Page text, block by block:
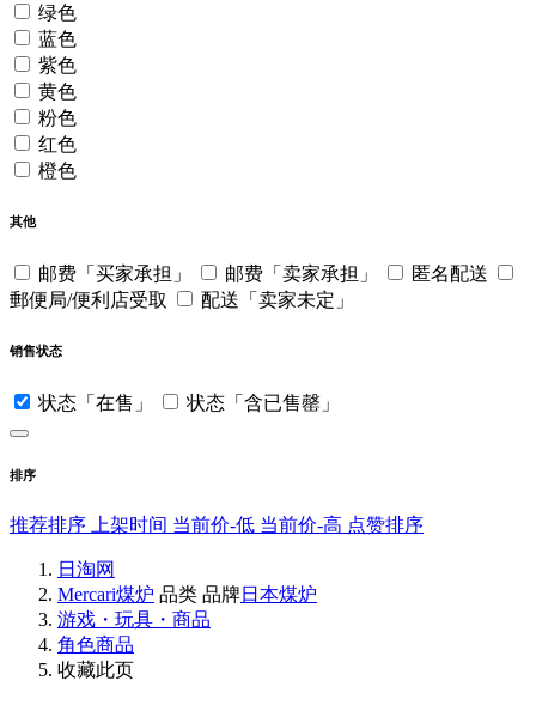
绿色
蓝色
紫色
黄色
粉色
红色
橙色
其他
邮费「买家承担」 邮费「卖家承担」
匿名配送
郵便局/便利店受取
配送「卖家未定」
销售状态
状态「在售」 状态「含已售罄」
排序
推荐排序 上架时间 当前价-低 当前价-高 点赞排序
日淘网
Mercari煤炉 品类 品牌日本煤炉
游戏・玩具・商品
角色商品
收藏此页